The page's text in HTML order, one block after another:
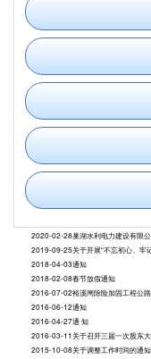
2020-02-28巢湖水利电力建设有限
2019-09-25关于开展“不忘初心、牢
2018-04-03通知
2018-02-08春节放假通知
2016-07-02裕溪闸除险加固工程公
2016-06-12通知
2016-04-27通 知
2016-03-11关于召开三届一次股东
2015-10-08关于调整工作时间的通知